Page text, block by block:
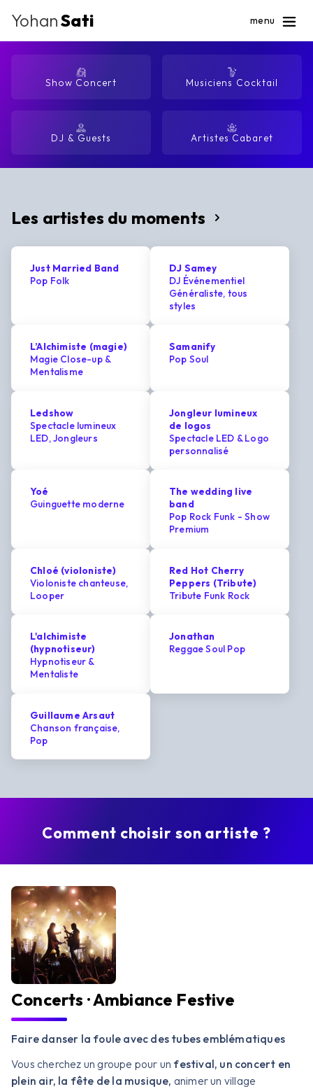
YohanSati menu
Show Concert Musiciens Cocktail
DJ & Guests Artistes Cabaret
Les artistes du moments
Just Married Band
Pop Folk
DJ Samey
DJ Événementiel
Généraliste, tous
styles
L’Alchimiste (magie)
Magie Close-up &
Mentalisme
Samanify
Pop Soul
Ledshow
Spectacle lumineux
LED, Jongleurs
Jongleur lumineux
de logos
Spectacle LED & Logo
personnalisé
Yoé
Guinguette moderne
The wedding live
band
Pop Rock Funk - Show
Premium
Chloé (violoniste)
Violoniste chanteuse,
Looper
Red Hot Cherry
Peppers (Tribute)
Tribute Funk Rock
L'alchimiste
(hypnotiseur)
Hypnotiseur &
Mentaliste
Jonathan
Reggae Soul Pop
Guillaume Arsaut
Chanson française,
Pop
Comment choisir son artiste ?
Concerts · Ambiance Festive
Faire danser la foule avec des tubes emblématiques
Vous cherchez un groupe pour un festival, un concert en
plein air, la fête de la musique, animer un village